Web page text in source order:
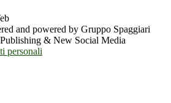
and powered by Gruppo Spaggiari
& New Social Media
personali